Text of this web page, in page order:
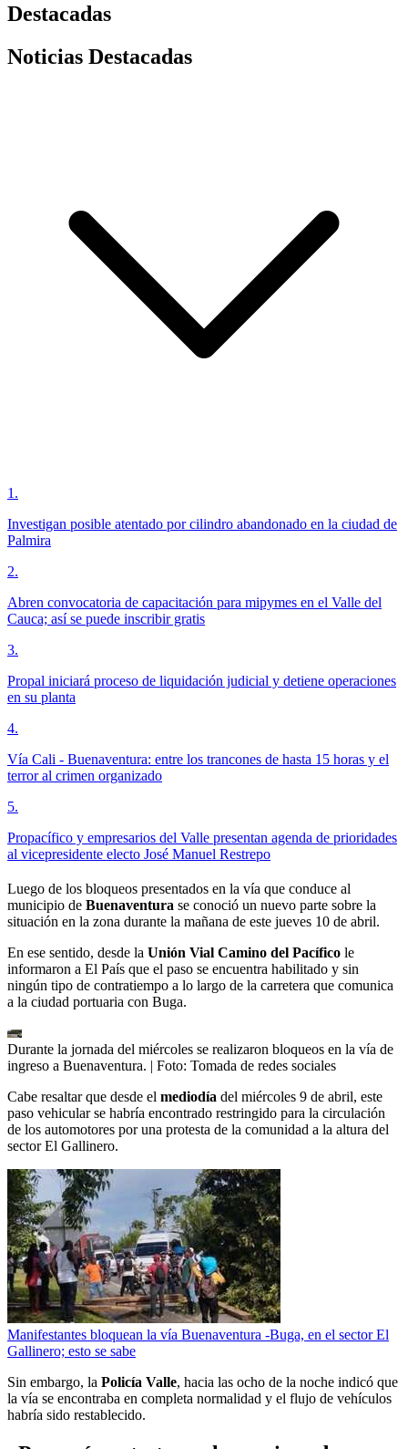
Destacadas
Noticias Destacadas
1 .
Investigan posible atentado por cilindro abandonado en la ciudad de
Palmira
2.
Abren convocatoria de capacitación para mipymes en el Valle del
Cauca; así se puede inscribir gratis
3.
Propal iniciará proceso de liquidación judicial y detiene operaciones
en su planta
4.
Vía Cali - Buenaventura: entre los trancones de hasta 15 horas y el
terror al crimen organizado
5.
Propacífico y empresarios del Valle presentan agenda de prioridades
al vicepresidente electo José Manuel Restrepo
Luego de los bloqueos presentados en la vía que conduce al
municipio de Buenaventura se conoció un nuevo parte sobre la
situación en la zona durante la mañana de este jueves 10 de abril.
En ese sentido, desde la Unión Vial Camino del Pacífico le
informaron a El País que el paso se encuentra habilitado y sin
ningún tipo de contratiempo a lo largo de la carretera que comunica
a la ciudad portuaria con Buga.
Durante la jornada del miércoles se realizaron bloqueos en la vía de
ingreso a Buenaventura. | Foto: Tomada de redes sociales
Cabe resaltar que desde el mediodía del miércoles 9 de abril, este
paso vehicular se habría encontrado restringido para la circulación
de los automotores por una protesta de la comunidad a la altura del
sector El Gallinero.
Manifestantes bloquean la vía Buenaventura -Buga, en el sector El
Gallinero; esto se sabe
Sin embargo, la Policía Valle, hacia las ocho de la noche indicó que
la vía se encontraba en completa normalidad y el flujo de vehículos
habría sido restablecido.